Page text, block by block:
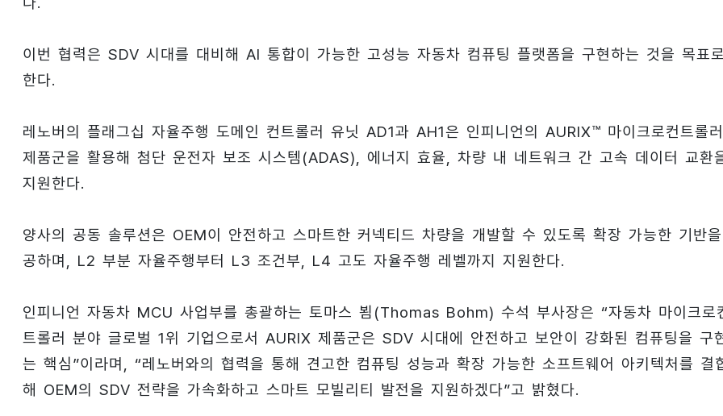
이번 협력은 SDV 시대를 대비해 AI 통합이 가능한 고성능 자동차 컴퓨팅 플랫폼을 구현하는 것을 목표로
한다.
레노버의 플래그십 자율주행 도메인 컨트롤러 유닛 AD1과 AH1은 인피니언의 AURIX™ 마이크로컨트롤러
제품군을 활용해 첨단 운전자 보조 시스템(ADAS), 에너지 효율, 차량 내 네트워크 간 고속 데이터 교환
지원한다.
양사의 공동 솔루션은 OEM이 안전하고 스마트한 커넥티드 차량을 개발할 수 있도록 확장 가능한 기반을
공하며, L2 부분 자율주행부터 L3 조건부, L4 고도 자율주행 레벨까지 지원한다.
인피니언 자동차 MCU 사업부를 총괄하는 토마스 뵘(Thomas Bohm) 수석 부사장은 “자동차 마이크로
트롤러 분야 글로벌 1위 기업으로서 AURIX 제품군은 SDV 시대에 안전하고 보안이 강화된 컴퓨팅을 구
는 핵심”이라며, “레노버와의 협력을 통해 견고한 컴퓨팅 성능과 확장 가능한 소프트웨어 아키텍처를 결
해 OEM의 SDV 전략을 가속화하고 스마트 모빌리티 발전을 지원하겠다”고 밝혔다.